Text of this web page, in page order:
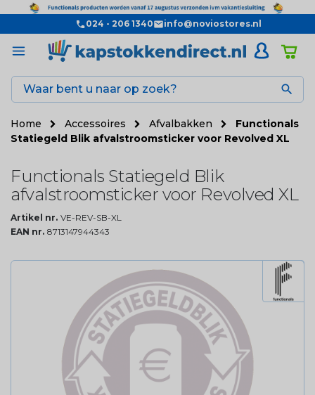
024 - 206 1340 info@noviostores.nl

Home Accessoires Afvalbakken
Functionals
Statiegeld Blik afvalstroomsticker voor Revolved XL
Functionals Statiegeld Blik
afvalstroomsticker voor Revolved XL
Artikel nr. VE-REV-SB-XL
EAN nr. 8713147944343